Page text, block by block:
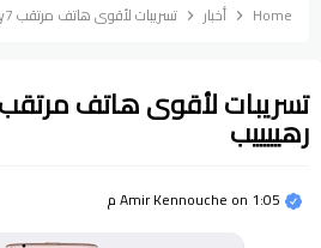
Home أخبار تسريبات لأقوى هاتف مرتقب Vivo xplay7 رهييييب
رهييييب
Amir Kennouche on 1:05 م